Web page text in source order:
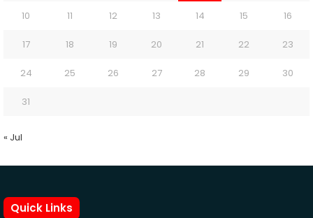
10 11 12 13 14 15 16
17 18 19 20 21 22 23
24 25 26 27 28 29 30
31
« Jul
Quick Links